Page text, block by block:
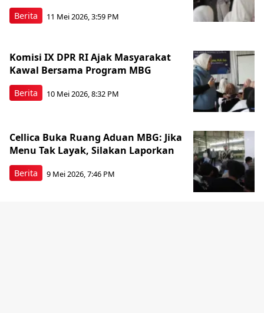
Berita 11 Mei 2026, 3:59 PM
Berita
Komisi IX DPR RI Ajak Masyarakat
Kawal Bersama Program MBG
10 Mei 2026, 8:32 PM
Berita
Cellica Buka Ruang Aduan MBG: Jika
Menu Tak Layak, Silakan Laporkan
9 Mei 2026, 7:46 PM